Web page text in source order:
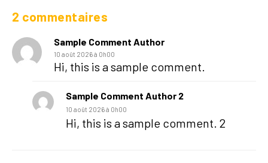
2 commentaires
Sample Comment Author
10 août 2026 à 0h00
Hi, this is a sample comment.
Sample Comment Author 2
10 août 2026 à 0h00
Hi, this is a sample comment. 2